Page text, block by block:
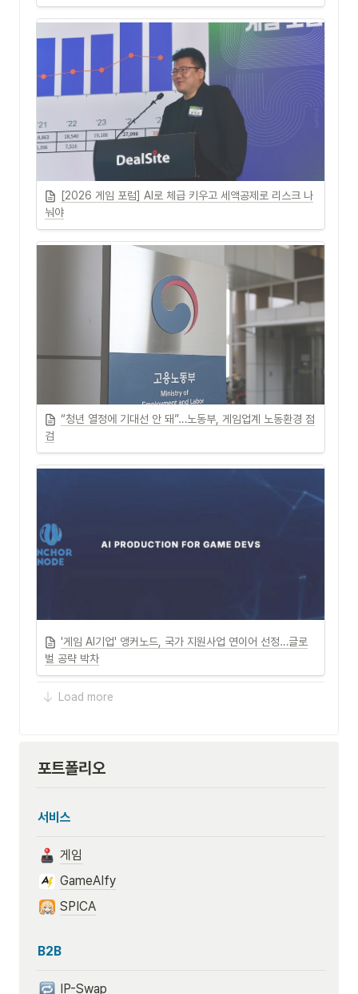
[2026 게임 포럼] AI로 체급 키우고 세액공제로 리스크 나
눠야
“청년 열정에 기대선 안 돼”…노동부, 게임업계 노동환경 점
검
'게임 AI기업' 앵커노드, 국가 지원사업 연이어 선정…글로
벌 공략 박차
Load more
포트폴리오
서비스
게임
GameAIfy
SPICA
B2B
IP-Swap